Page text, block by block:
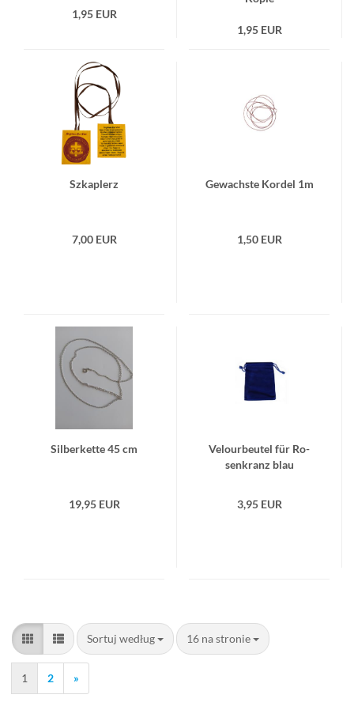
1,95 EUR
1,95 EUR
Szka­plerz
7,00 EUR
Ge­wach­ste Kor­del 1m
1,50 EUR
Sil­ber­ket­te 45 cm
19,95 EUR
Ve­lo­ur­beu­tel für Ro­
sen­kranz blau
3,95 EUR
Sortuj według
Sortuj według 16 na stronie
na stronie
1 2 »